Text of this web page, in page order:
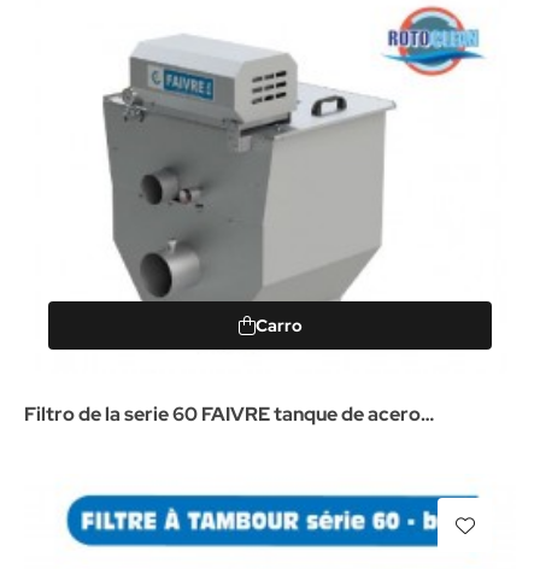
Carro
Filtro de la serie 60 FAIVRE tanque de acero